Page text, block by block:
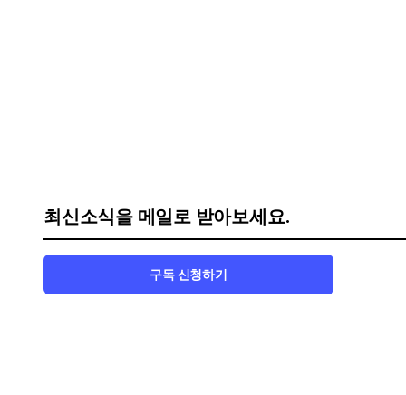
최신소식을 메일로 받아보세요.
구독 신청하기